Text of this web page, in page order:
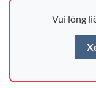
Vui lòng